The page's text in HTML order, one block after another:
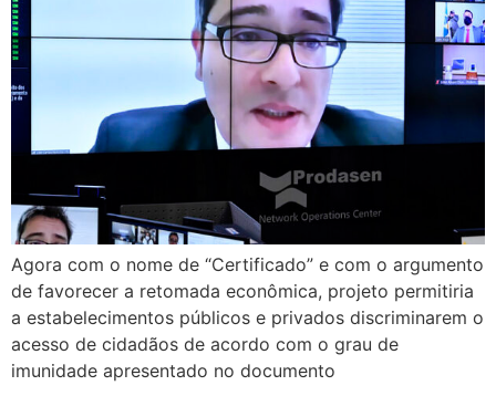
Agora com o nome de “Certificado” e com o argumento
de favorecer a retomada econômica, projeto permitiria
a estabelecimentos públicos e privados discriminarem o
acesso de cidadãos de acordo com o grau de
imunidade apresentado no documento